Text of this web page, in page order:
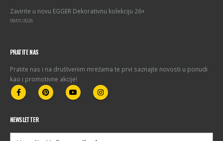
Zavirite u novu EGGER Dekorativnu kolekciju 26+
09/01/2026
PRATITE NAS
Pratite nas i na društvenim mrežama te prvi saznajte novosti u ponudi
kao i promotivne akcije!
NEWSLETTER